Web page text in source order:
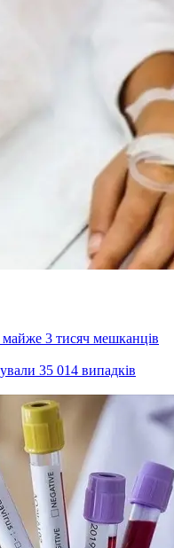
3 тисяч мешканців
35 014 випадків